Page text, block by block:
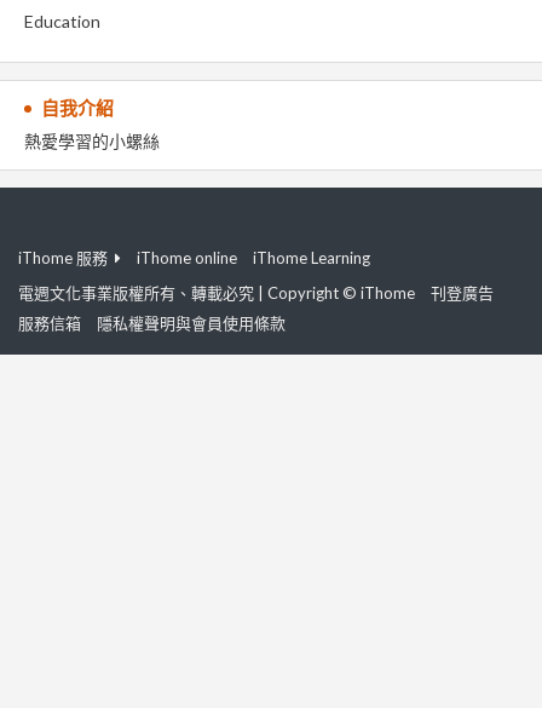
Education
自我介紹
熱愛學習的小螺絲
iThome 服務 iThome online
iThome Learning
電週文化事業版權所有、轉載必究 | Copyright © iThome
刊登廣告
服務信箱
隱私權聲明與會員使用條款